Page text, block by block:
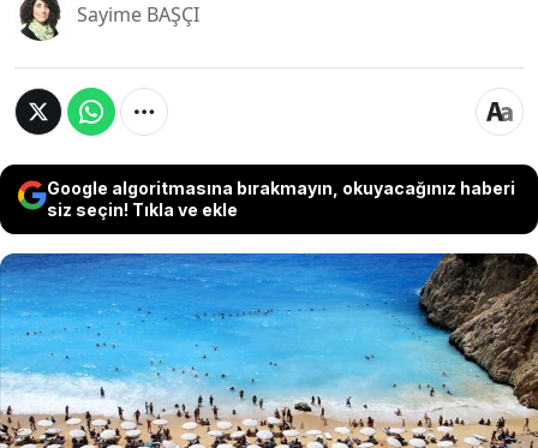
Sayime BAŞÇI
Google algoritmasına bırakmayın, okuyacağınız haberi
siz seçin! Tıkla ve ekle
Yaklaşan 9 günlük bayram tatilinin yabancı
turist açısından yıla yaralı başlayan turizm
sektörüne yerli turistle birlikte nefes
aldırması bekleniyor. Haziranın ilk haftasının